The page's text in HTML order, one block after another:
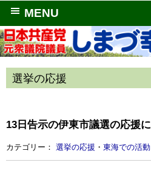
MENU
選挙の応援
13日告示の伊東市議選の応援に
カテゴリー： 選挙の応援 ・ 東海での活動